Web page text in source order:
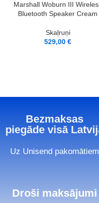
Marshall Woburn III
Bluetooth Speaker Cream
Skaļruņi
529,00€
Bezmaksas
piegāde visā
Uz Unisend pakomātiem
Droši maksājumi